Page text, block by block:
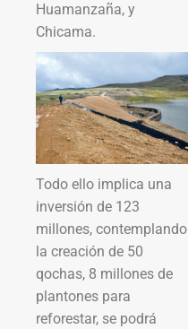
Huamanzaña, y
Chicama.
Todo ello implica una
inversión de 123
millones, contemplando
la creación de 50
qochas, 8 millones de
plantones para
reforestar, se podrá